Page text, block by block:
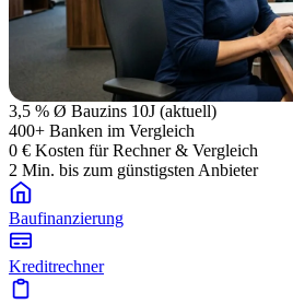
3,5 % Ø Bauzins 10J (aktuell)
400+ Banken im Vergleich
0 € Kosten für Rechner & Vergleich
2 Min. bis zum günstigsten Anbieter
Baufinanzierung
Kreditrechner